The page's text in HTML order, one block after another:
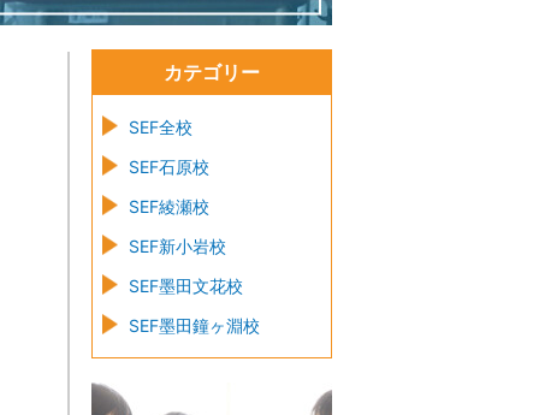
カテゴリー
SEF全校
SEF石原校
SEF綾瀬校
SEF新小岩校
SEF墨田文花校
SEF墨田鐘ヶ淵校